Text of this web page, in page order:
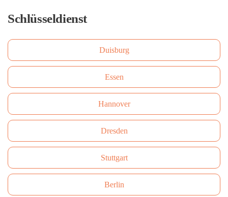
Schlüsseldienst
Duisburg
Essen
Hannover
Dresden
Stuttgart
Berlin